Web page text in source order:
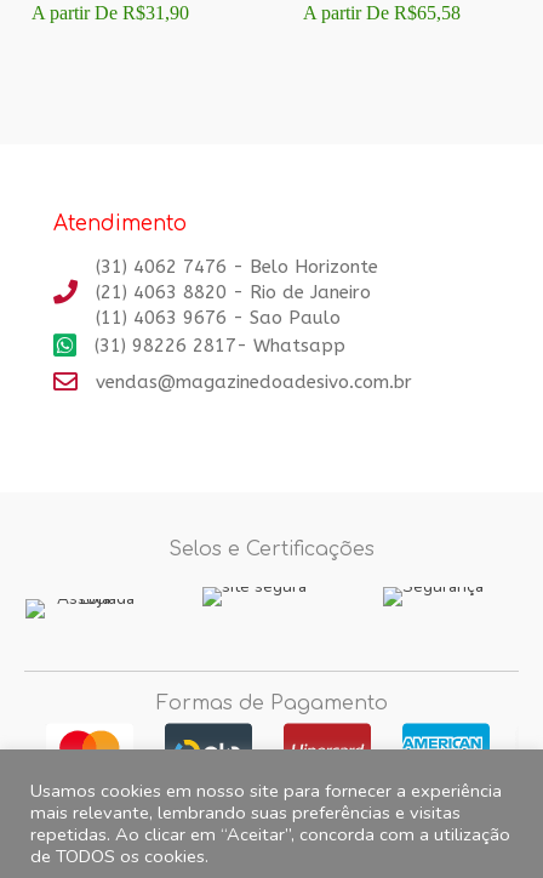
A partir De R$31,90 A partir De R$65,58
Atendimento
(31) 4062 7476 - Belo Horizonte
(21) 4063 8820 - Rio de Janeiro
(11) 4063 9676 - Sao Paulo
(31) 98226 2817- Whatsapp
vendas@magazinedoadesivo.com.br
Selos e Certificações
Formas de Pagamento
Fotos e imagens meramente ilustrativas, 2012© 2026 Magazine do
Adesivo. All Rights Reserved. CNPJ 15.257.475.0001/35 Endereço para
Usamos cookies em nosso site para fornecer a experiência
mais relevante, lembrando suas preferências e visitas
repetidas. Ao clicar em “Aceitar”, concorda com a utilização
de TODOS os cookies.